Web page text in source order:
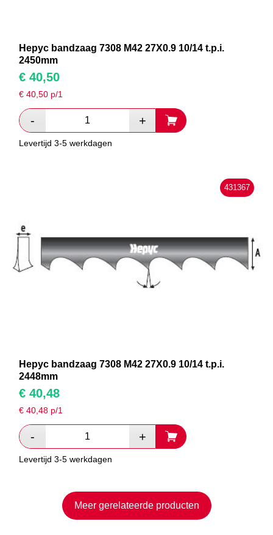
Hepyc bandzaag 7308 M42 27X0.9 10/14 t.p.i.
2450mm
€ 40,50
€40,50 p/1
Levertijd 3-5 werkdagen
431367
Hepyc bandzaag 7308 M42 27X0.9 10/14 t.p.i.
2448mm
€ 40,48
€40,48 p/1
Levertijd 3-5 werkdagen
Meer gerelateerde producten